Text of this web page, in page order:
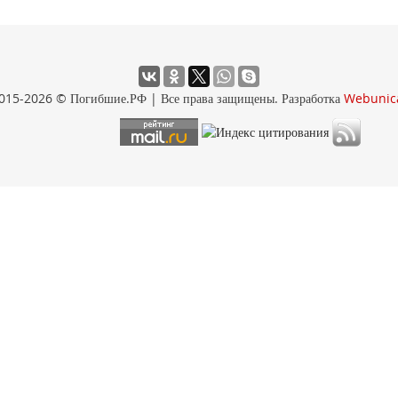
2026 © Погибшие.РФ | Все права защищены. Разработка